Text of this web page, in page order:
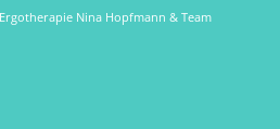
Nina Hopfmann & Team